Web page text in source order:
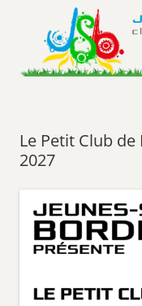
Jeunes-
Club de loisirs scientifiques
Le Petit Club
2027